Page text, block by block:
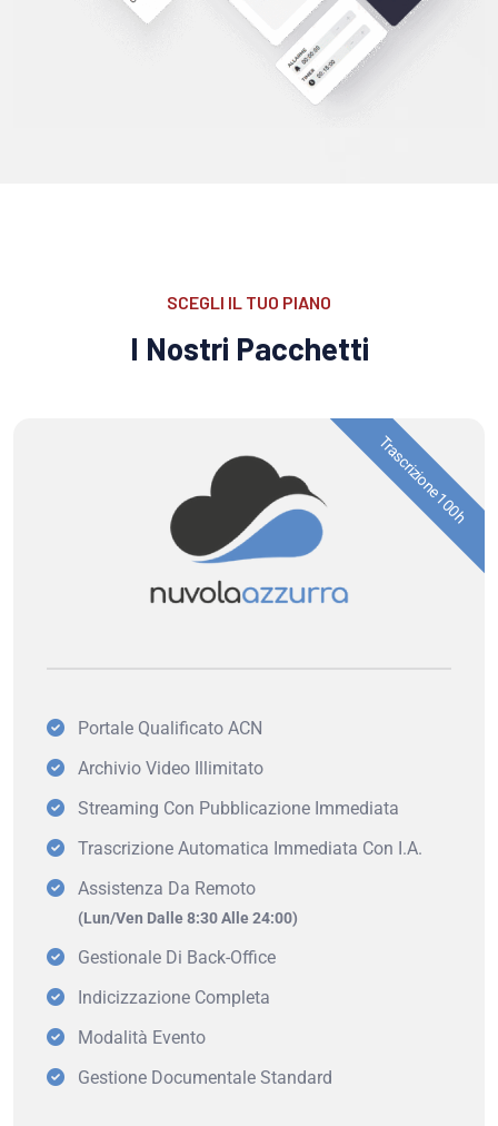
SCEGLI IL TUO PIANO
I Nostri Pacchetti
Trascrizione 100h
Portale Qualificato ACN
Archivio Video Illimitato
Streaming Con Pubblicazione Immediata
Trascrizione Automatica Immediata Con I.A.
Assistenza Da Remoto
(Lun/Ven Dalle 8:30 Alle 24:00)
Gestionale Di Back-Office
Indicizzazione Completa
Modalità Evento
Gestione Documentale Standard